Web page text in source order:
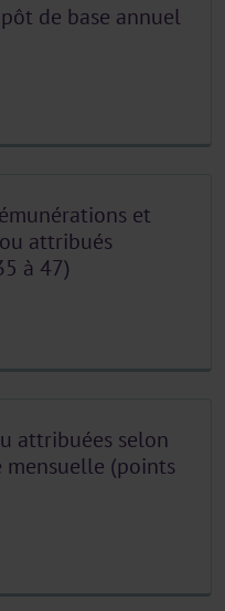
de base annuel
et
attribués
à 47)
attribuées selon
mensuelle (points